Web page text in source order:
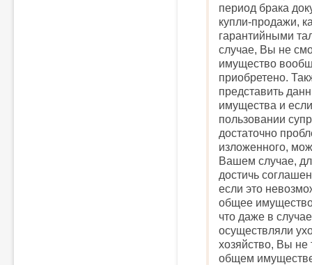
период брака
купли-продажи,
гарантийными
случае, Вы не
имущество
приобретено.
представить
имущества и
пользовании
достаточно
изложенного,
Вашем случае,
достичь
если это
общее
что даже в
осуществляли
хозяйство, Вы не
общем